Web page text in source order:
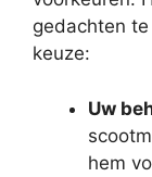
gedachten
keuze:
Uw
hem